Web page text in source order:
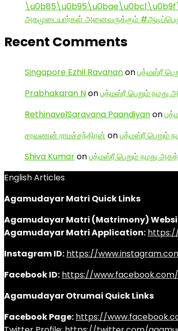
அகமுடையார்கள் அனைவருக்கும்
Recent Comments
Singapore Ezhil Ravananonபத்மஸ்ரீ
Prabhakaran Nonபத்மஸ்ரீ பெறும் நமது
RethinavelSaravana Paandiyanon
சரவணன் ராமச்சந்திரன் onபத்மஸ்ரீ பெறும்
Shiva Kumaronபத்மஸ்ரீ பெறும் நமது
English Articles
Agamudayar Matri Quick Links
Agamudayar Matri (Matrimony)
Agamudayar Matri Application:
Instagram ID: https://
Facebook ID: https://
Agamudayar Otrumai Quick Links
Facebook Page: https://